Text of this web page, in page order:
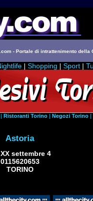
- Portale di intrattenimento della
| Shopping | Sport |
| Ristoranti Torino | Negozi Torino |
Astoria
settembre 4
0115620653
TORINO